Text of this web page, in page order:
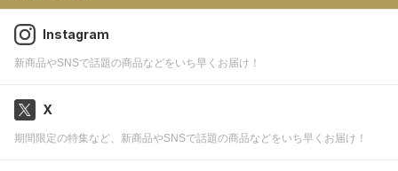
Instagram
新商品やSNSで話題の商品などをいち早くお届け！
X
期間限定の特集など、新商品やSNSで話題の商品などをいち早くお届け！